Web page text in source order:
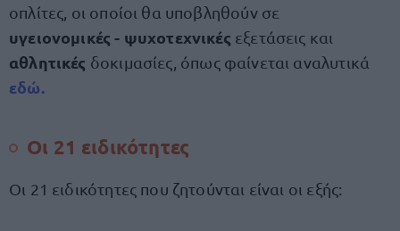
οπλίτες, οι οποίοι θα υποβληθούν σε
υγειονομικές - ψυχοτεχνικές εξετάσεις και
αθλητικές δοκιμασίες, όπως φαίνεται αναλυτικά
εδώ.
Οι 21 ειδικότητες
Οι 21 ειδικότητες που ζητούνται είναι οι εξής: